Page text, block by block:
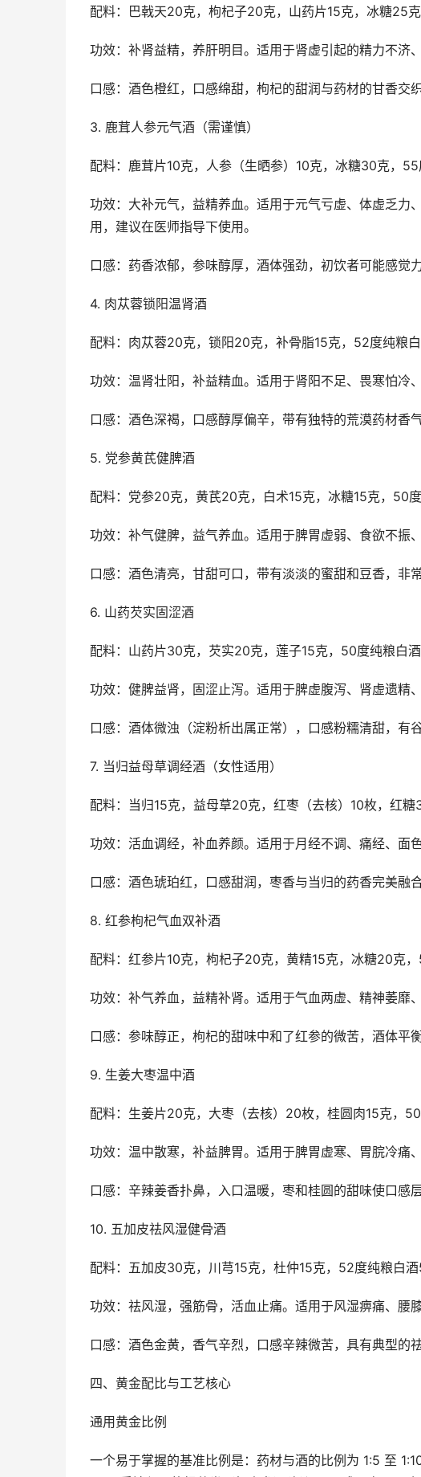
配料：巴戟天20克，枸杞子20克，山药片15克，冰糖25
功效：补肾益精，养肝明目。适用于肾虚引起的精力不济
口感：酒色橙红，口感绵甜，枸杞的甜润与药材的甘香交
3. 鹿茸人参元气酒（需谨慎）
配料：鹿茸片10克，人参（生晒参）10克，冰糖30克，55
功效：大补元气，益精养血。适用于元气亏虚、体虚乏力
用，建议在医师指导下使用。
口感：药香浓郁，参味醇厚，酒体强劲，初饮者可能感觉力
4. 肉苁蓉锁阳温肾酒
配料：肉苁蓉20克，锁阳20克，补骨脂15克，52度纯粮白
功效：温肾壮阳，补益精血。适用于肾阳不足、畏寒怕冷、
口感：酒色深褐，口感醇厚偏辛，带有独特的荒漠药材香气
5. 党参黄芪健脾酒
配料：党参20克，黄芪20克，白术15克，冰糖15克，50
功效：补气健脾，益气养血。适用于脾胃虚弱、食欲不振、
口感：酒色清亮，甘甜可口，带有淡淡的蜜甜和豆香，非常
6. 山药芡实固涩酒
配料：山药片30克，芡实20克，莲子15克，50度纯粮白酒
功效：健脾益肾，固涩止泻。适用于脾虚腹泻、肾虚遗精、
口感：酒体微浊（淀粉析出属正常），口感粉糯清甜，有谷
7. 当归益母草调经酒（女性适用）
配料：当归15克，益母草20克，红枣（去核）10枚，红
功效：活血调经，补血养颜。适用于月经不调、痛经、面色
口感：酒色琥珀红，口感甜润，枣香与当归的药香完美融合
8. 红参枸杞气血双补酒
配料：红参片10克，枸杞子20克，黄精15克，冰糖20克
功效：补气养血，益精补肾。适用于气血两虚、精神萎靡、
口感：参味醇正，枸杞的甜味中和了红参的微苦，酒体平衡
9. 生姜大枣温中酒
配料：生姜片20克，大枣（去核）20枚，桂圆肉15克，
功效：温中散寒，补益脾胃。适用于脾胃虚寒、胃脘冷痛、
口感：辛辣姜香扑鼻，入口温暖，枣和桂圆的甜味使口感层
10. 五加皮祛风湿健骨酒
配料：五加皮30克，川芎15克，杜仲15克，52度纯粮白酒
功效：祛风湿，强筋骨，活血止痛。适用于风湿痹痛、腰
口感：酒色金黄，香气辛烈，口感辛辣微苦，具有典型的
四、黄金配比与工艺核心
通用黄金比例
一个易于掌握的基准比例是：药材与酒的比例为 1:5 至